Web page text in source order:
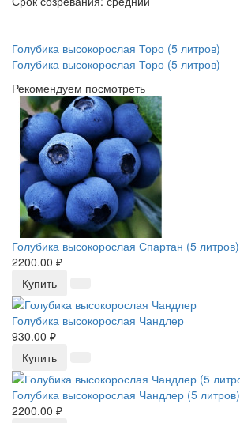
Голубика высокорослая Торо (5 литров)
Голубика высокорослая Торо (5 литров)
Рекомендуем посмотреть
Голубика высокорослая Спартан (5 литров)
2200.00 ₽
Купить
Голубика высокорослая Чандлер
930.00 ₽
Купить
Голубика высокорослая Чандлер (5 литров)
2200.00 ₽